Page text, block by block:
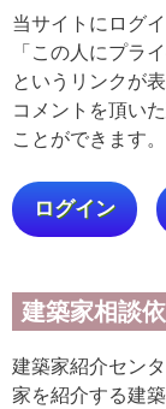
当サイトにログ
「この人にプラ
というリンクが表
コメントを頂い
ことができます。
ログイン
建築家相談
建築家紹介セン
家を紹介する建